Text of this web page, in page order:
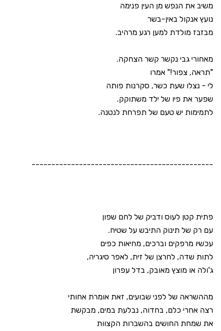
משיב את הנפש מן העין פנימה
נועץ אנקול באין-בשר
מבזבז מולדת למען רגע מרהיב.
מאחורי גבי נקשר קשר הצחקה.
"תראה, צפור!" אמרו
לי - נצלו שעת כשר, סקרנות פותה
שפער את פיו של ילד משתוקק.
לתמימות יש טעם של תפרחת לנטנה.
----------------------------------------------
פתית קטן לעוס ודביק של לחם שפון
עם רק של תינוק התיבש על שטיח.
עכשיו מרפקים וברכים, מחיאות כפים
לתות שדה, לחרצן של זית, לאפר סיגריה,
ג'ולה או מוצץ מאובק, בדל עפרון
מההשראה של לפני שבועים, זאת אומרת אחותי
רצה אחרי כלם, בחדוה, נבלעת במים, מבקשת
את שמחת החושים בהשברות הקצוות